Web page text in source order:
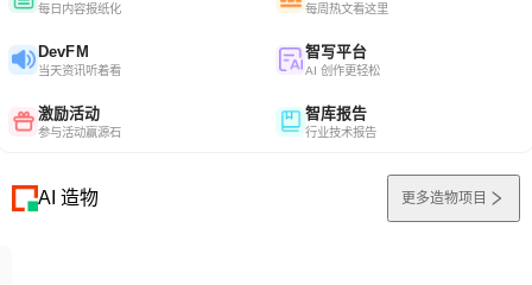
每日内容报纸化 每周热文看这里
DevFM
当天资讯听着看
智写平台
AI 创作更轻松
激励活动
参与活动赢源石
智库报告
行业技术报告
AI 造物 更多造物项目